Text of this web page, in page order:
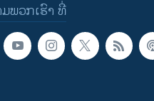
ພວກເຮົາ ທີ່